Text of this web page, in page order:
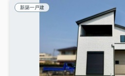
新築一戸建